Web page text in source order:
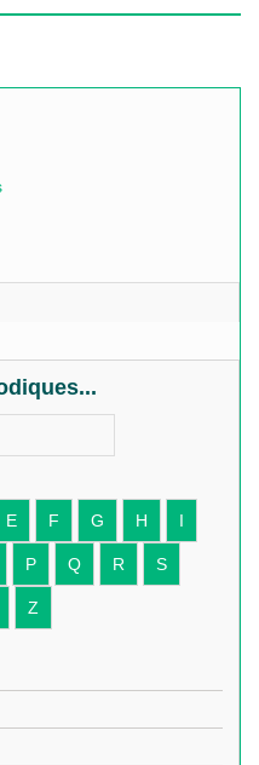
E F G H I
P Q R S
Z